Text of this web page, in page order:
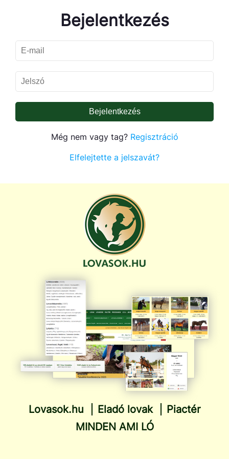
Bejelentkezés
Bejelentkezés
Még nem vagy tag? Regisztráció
Elfelejtette a jelszavát?
Lovasok.hu Eladó lovak
Piactér
MINDEN AMI LÓ